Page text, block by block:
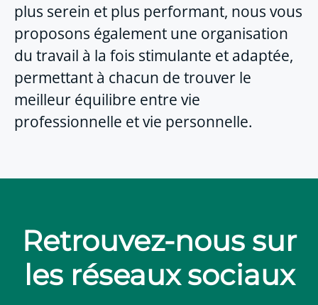
plus serein et plus performant, nous vous
proposons également une organisation
du travail à la fois stimulante et adaptée,
permettant à chacun de trouver le
meilleur équilibre entre vie
professionnelle et vie personnelle.
Retrouvez-nous sur
les réseaux sociaux